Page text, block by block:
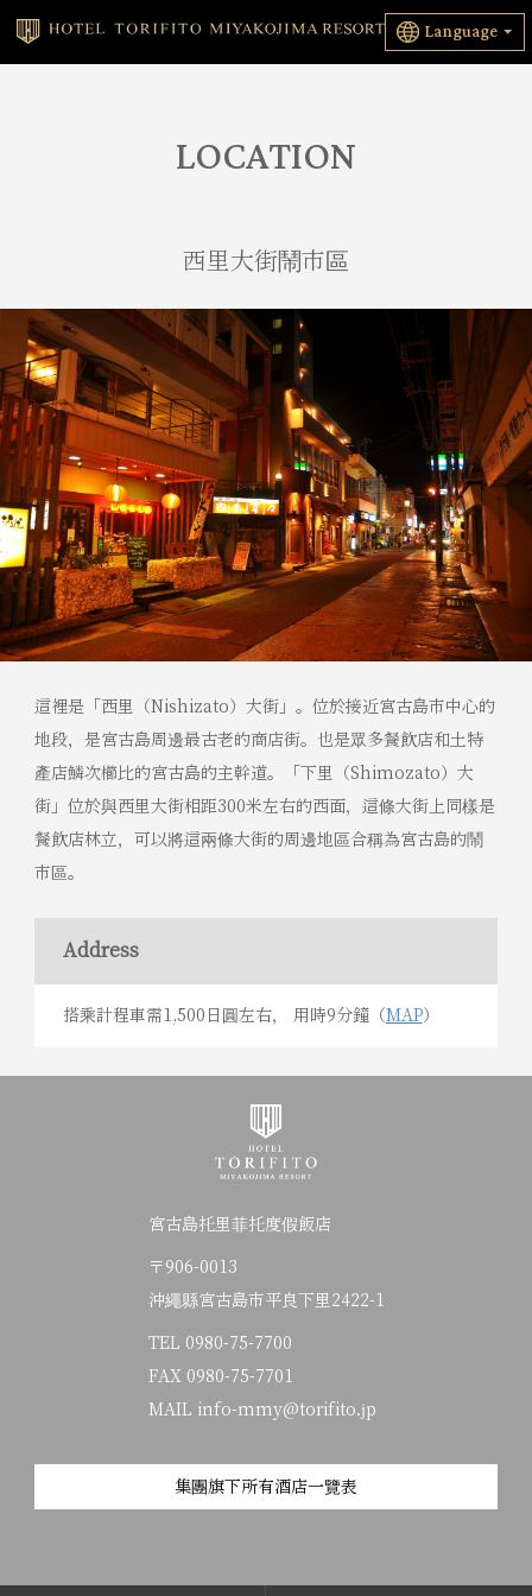
Language
LOCATION
西里大街鬧市區
這裡是「西里（Nishizato）大街」。位於接近宮古島市中心的
地段，是宮古島周邊最古老的商店街。也是眾多餐飲店和土特
產店鱗次櫛比的宮古島的主幹道。「下里（Shimozato）大
街」位於與西里大街相距300米左右的西面，這條大街上同樣是
餐飲店林立，可以將這兩條大街的周邊地區合稱為宮古島的鬧
市區。
Address
搭乘計程車需1,500日圓左右， 用時9分鐘（MAP）
宮古島托里菲托度假飯店
〒906-0013
沖繩縣宮古島市平良下里2422-1
TEL 0980-75-7700
FAX 0980-75-7701
MAIL info-mmy@torifito.jp
集團旗下所有酒店一覽表